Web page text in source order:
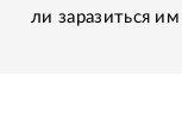
ли заразиться